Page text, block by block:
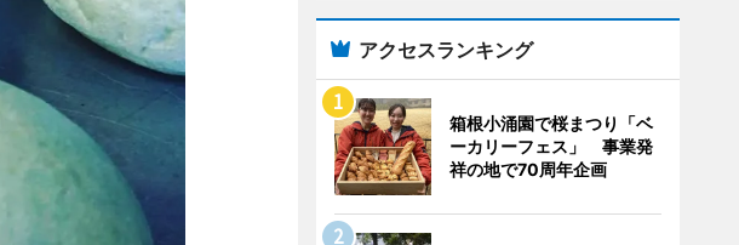
アクセスランキング
箱根小涌園で桜まつり「ベ
ーカリーフェス」 事業発
祥の地で70周年企画